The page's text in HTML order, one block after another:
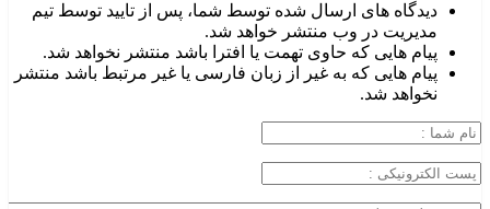
دیدگاه های ارسال شده توسط شما، پس از تایید توسط تیم
مدیریت در وب منتشر خواهد شد.
پیام هایی که حاوی تهمت یا افترا باشد منتشر نخواهد شد.
پیام هایی که به غیر از زبان فارسی یا غیر مرتبط باشد منتشر
نخواهد شد.